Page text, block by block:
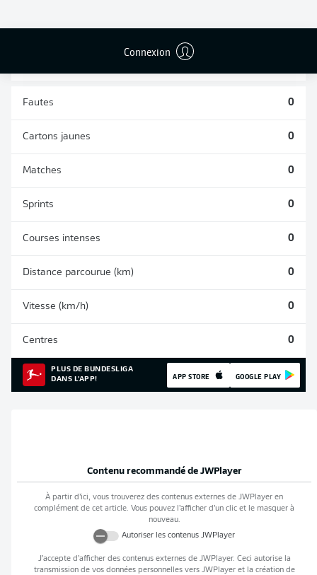
Connexion
0 0
Fautes 0
Cartons jaunes 0
Matches 0
Sprints 0
Courses intenses 0
Distance parcourue (km) 0
Vitesse (km/h) 0
Centres 0
PLUS DE BUNDESLIGA
DANS L'APP!
APP STORE GOOGLE PLAY
Contenu recommandé de JWPlayer
À partir d’ici, vous trouverez des contenus externes de JWPlayer en
complément de cet article. Vous pouvez l’afficher d’un clic et le masquer à
nouveau.
Autoriser les contenus JWPlayer
J’accepte d’afficher des contenus externes de JWPlayer. Ceci autorise la
transmission de vos données personnelles vers JWPlayeret la création de